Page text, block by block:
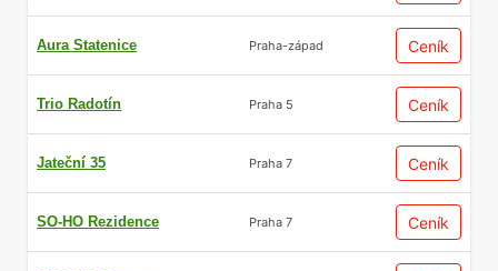
V dohledné době se zde bude kompletovat i
nový úsek Pražského okruhu D0. Praha 10
tak nabízí jak skvělé vnitroměstské spojení,
tak i spojení pro ty, kteří často cestují mimo
Aura Statenice Praha-západ Ceník
Trio Radotín Praha 5 Ceník
Jateční 35 Praha 7 Ceník
SO-HO Rezidence Praha 7 Ceník